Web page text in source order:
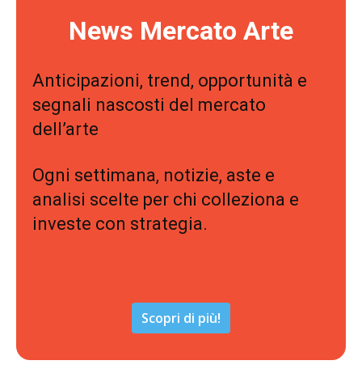
News Mercato Arte
Anticipazioni, trend, opportunità e
segnali nascosti del mercato
dell’arte
Ogni settimana, notizie, aste e
analisi scelte per chi colleziona e
investe con strategia.
Scopri di più!